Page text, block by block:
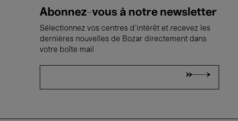
Abonnez-vous à notre newsletter
Sélectionnez vos centres d'intérêt et recevez les
dernières nouvelles de Bozar directement dans
votre boîte mail